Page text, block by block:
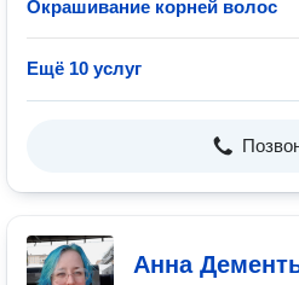
Окрашивание корней волос
Ещё 10 услуг
Анна